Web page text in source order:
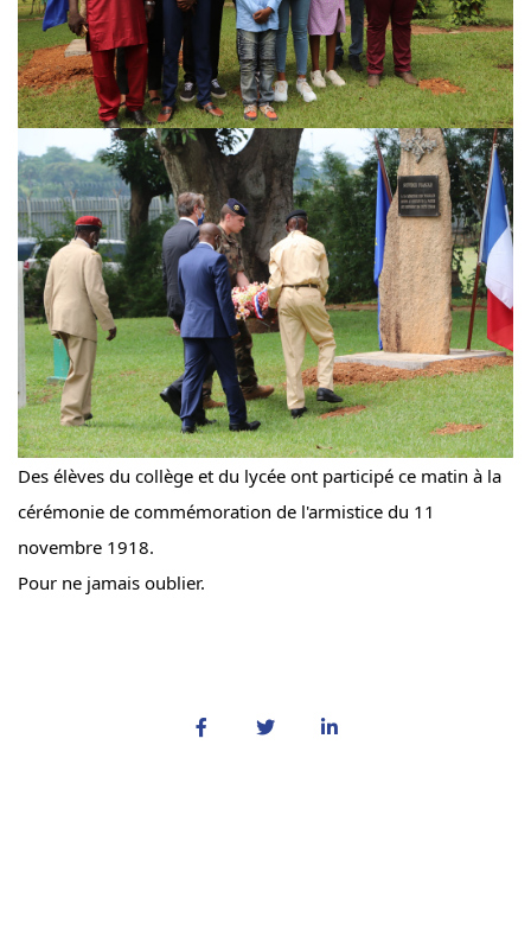
Des élèves du collège et du lycée ont participé ce matin à la
cérémonie de commémoration de l'armistice du 11
novembre 1918.
Pour ne jamais oublier.